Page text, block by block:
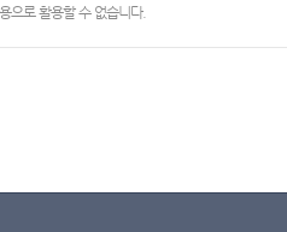
으로 활용할 수 없습니다.